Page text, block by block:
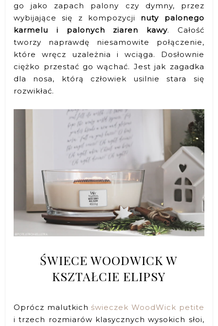
go jako zapach palony czy dymny, przez
wybijające się z kompozycji nuty palonego
karmelu i palonych ziaren kawy. Całość
tworzy naprawdę niesamowite połączenie,
które wręcz uzależnia i wciąga. Dosłownie
ciężko przestać go wąchać. Jest jak zagadka
dla nosa, którą człowiek usilnie stara się
rozwikłać.
ŚWIECE WOODWICK W
KSZTAŁCIE ELIPSY
Oprócz malutkichświeczek WoodWick petite
i trzech rozmiarów klasycznych wysokich słoi,